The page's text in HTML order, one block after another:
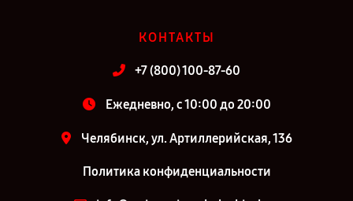
КОНТАКТЫ
+7 (800) 100-87-60
Ежедневно, с 10:00 до 20:00
Челябинск, ул. Артиллерийская, 136
Политика конфиденциальности